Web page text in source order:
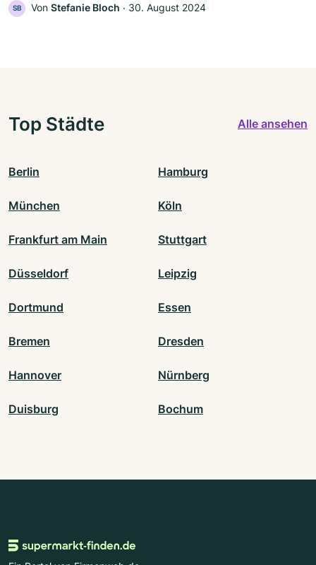
SB Von Stefanie Bloch ‧ 30. August 2024
Top Städte Alle ansehen
Berlin Hamburg
München Köln
Frankfurt am Main Stuttgart
Düsseldorf Leipzig
Dortmund Essen
Bremen Dresden
Hannover Nürnberg
Duisburg Bochum